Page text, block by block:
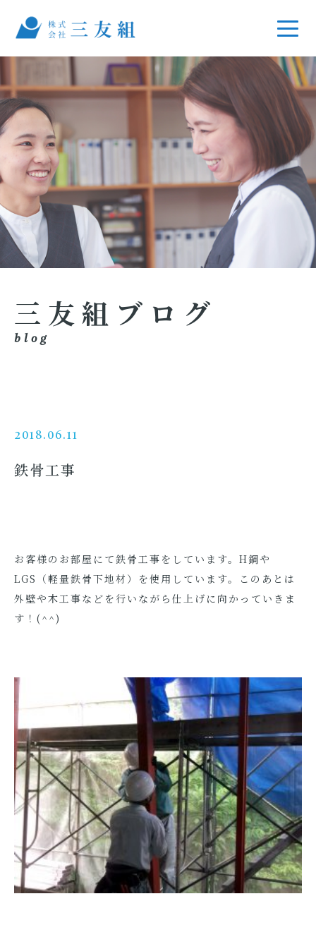
三友組ブログ
blog
2018.06.11
鉄骨工事
お客様のお部屋にて鉄骨工事をしています。H鋼や
LGS（軽量鉄骨下地材）を使用しています。このあとは
外壁や木工事などを行いながら仕上げに向かっていきま
す！(^^)